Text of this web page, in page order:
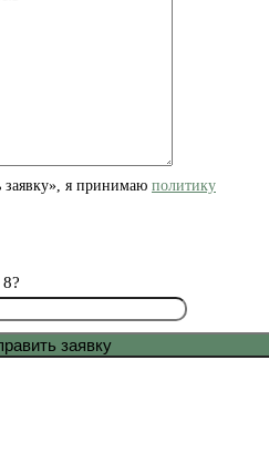
я принимаю политику